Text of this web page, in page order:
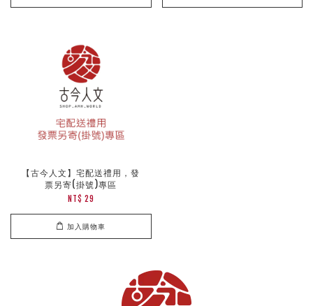
【古今人文】宅配送禮用，發
票另寄(掛號)專區
NT$ 29
加入購物車